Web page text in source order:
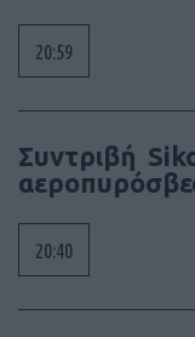
20:59
Συντριβή
20:40